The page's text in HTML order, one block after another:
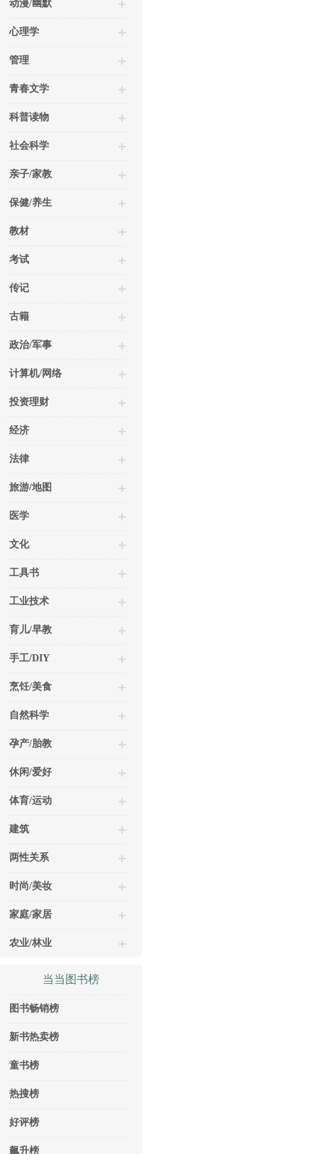
动漫/幽默
心理学
管理
青春文学
科普读物
社会科学
亲子/家教
保健/养生
教材
考试
传记
古籍
政治/军事
计算机/网络
投资理财
经济
法律
旅游/地图
医学
文化
工具书
工业技术
育儿/早教
手工/DIY
烹饪/美食
自然科学
孕产/胎教
休闲/爱好
体育/运动
建筑
两性关系
时尚/美妆
家庭/家居
农业/林业
当当图书榜
图书畅销榜
新书热卖榜
童书榜
热搜榜
好评榜
飙升榜